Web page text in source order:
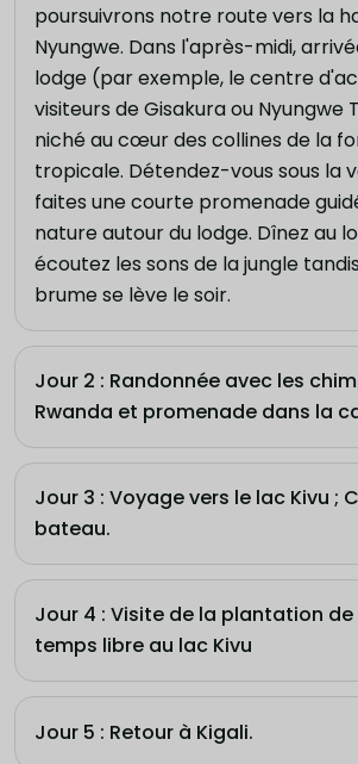
poursuivrons notre route vers la
Nyungwe. Dans l'après-midi,
lodge (par exemple, le centre
visiteurs de Gisakura ou Nyungwe
niché au cœur des collines de la
tropicale. Détendez-vous sous la
faites une courte promenade
nature autour du lodge. Dînez au
écoutez les sons de la jungle
brume se lève le soir.
Jour 2 : Randonnée avec les
Rwanda et promenade dans la
Jour 3 : Voyage vers le lac Kivu ;
bateau.
Jour 4 : Visite de la plantation
temps libre au lac Kivu
Jour 5 : Retour à Kigali.